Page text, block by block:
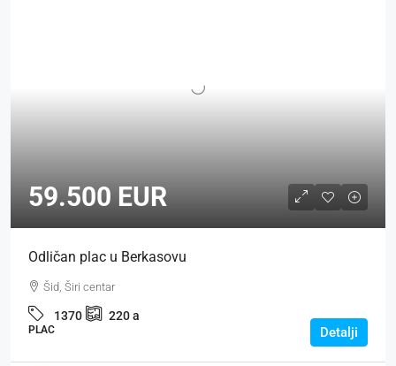
59.500 EUR
Odličan plac u Berkasovu
Šid, Širi centar
1370 220a
PLAC Detalji